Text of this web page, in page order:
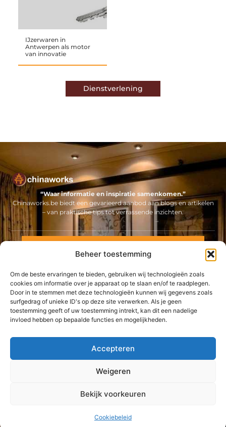
Beheer toestemming
Om de beste ervaringen te bieden, gebruiken wij technologieën zoals
cookies om informatie over je apparaat op te slaan en/of te raadplegen.
Door in te stemmen met deze technologieën kunnen wij gegevens zoals
surfgedrag of unieke ID's op deze site verwerken. Als je geen
toestemming geeft of uw toestemming intrekt, kan dit een nadelige
invloed hebben op bepaalde functies en mogelijkheden.
Accepteren
Weigeren
Bekijk voorkeuren
Cookiebeleid
IJzerwaren in
Antwerpen als motor
van innovatie
Dienstverlening
“Waar informatie en inspiratie samenkomen.”
Chinaworks.be biedt een gevarieerd aanbod aan blogs en artikelen
– van praktische tips tot verrassende inzichten.
De best gelezen stukken op een rij
Ballonvaart in de alpen
Professionals in ontwerp en productietechnologie
LED GU10 OPZETTEN IN EEN KAMER
Bericht categorie